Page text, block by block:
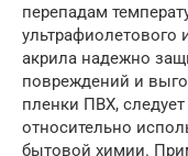
перепадам
акрила надежно
повреждений и
пленки ПВХ,
относительно
бытовой химии.